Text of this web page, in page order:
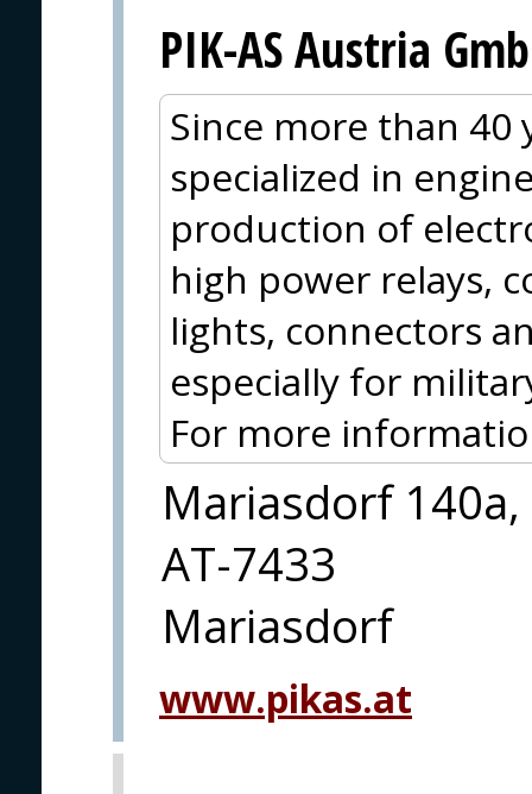
PIK-AS Austria
Since more than 40
specialized in
production of
high power relays,
lights, connectors
especially for
For more
Mariasdorf 140a,
AT-7433
Mariasdorf
www.pikas.at